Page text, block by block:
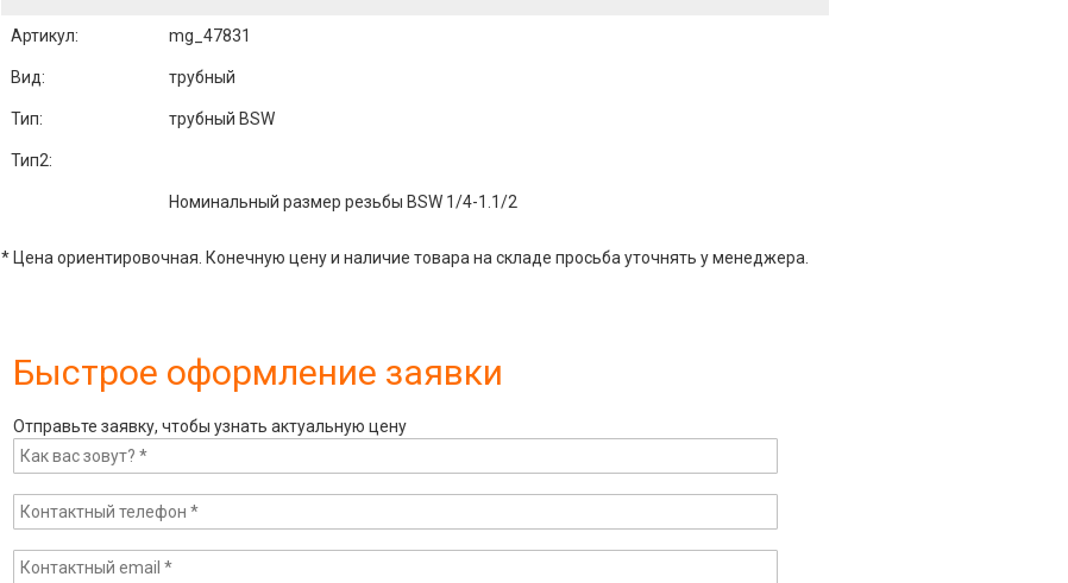
Артикул: mg_47831
Вид: трубный
Тип: трубный BSW
Тип2:
Номинальный размер резьбы BSW 1/4-1.1/2
* Цена ориентировочная. Конечную цену и наличие товара на складе просьба уточнять у менеджера.
Быстрое оформление заявки
Отправьте заявку, чтобы узнать актуальную цену